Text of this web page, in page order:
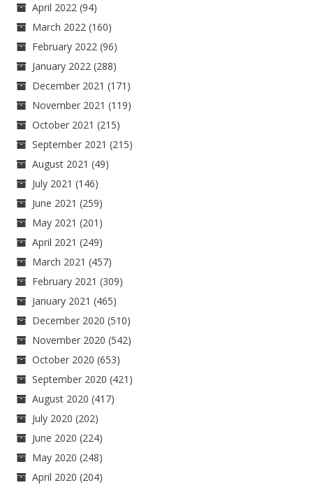
April 2022 (94)
March 2022 (160)
February 2022 (96)
January 2022 (288)
December 2021 (171)
November 2021 (119)
October 2021 (215)
September 2021 (215)
August 2021 (49)
July 2021 (146)
June 2021 (259)
May 2021 (201)
April 2021 (249)
March 2021 (457)
February 2021 (309)
January 2021 (465)
December 2020 (510)
November 2020 (542)
October 2020 (653)
September 2020 (421)
August 2020 (417)
July 2020 (202)
June 2020 (224)
May 2020 (248)
April 2020 (204)